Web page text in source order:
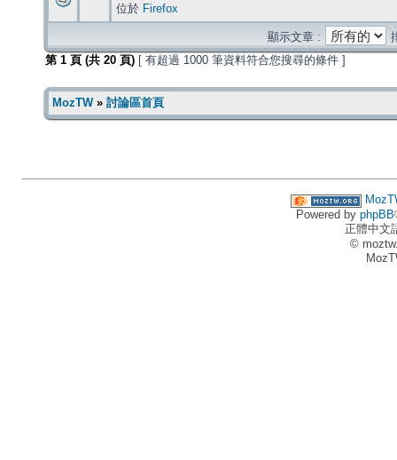
位於 Firefox
顯示文章 :
第 1 頁 (共 20 頁) [ 有超過 1000 筆資料符合您搜尋的條件 ]
MozTW» 討論區首頁
Powered by phpBB
正體中文
©